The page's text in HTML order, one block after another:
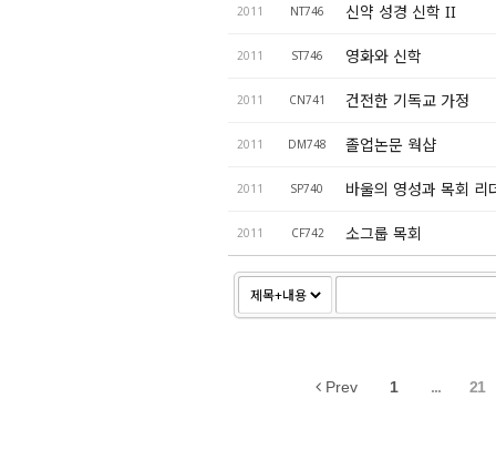
2011 NT746 신약 성경 신학 II
2011 ST746 영화와 신학
2011 CN741 건전한 기독교 가정
2011 DM748 졸업논문 웍샵
2011 SP740 바울의 영성과 목회 리
2011 CF742 소그룹 목회
Prev 1 ... 21